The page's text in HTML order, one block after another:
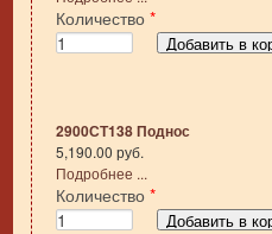
Количество *
2900СТ138 Поднос
5,190.00 руб.
Подробнее ...
Количество *